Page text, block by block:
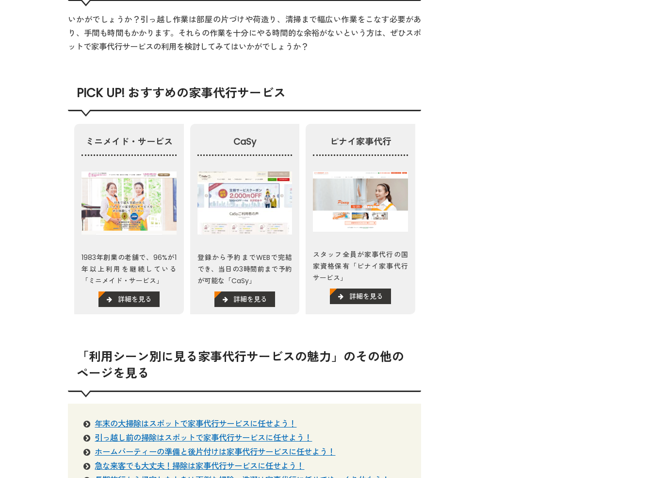
いかがでしょうか？引っ越し作業は部屋の片づけや荷造り、清掃まで幅広い作業をこなす必要があ
り、手間も時間もかかります。それらの作業を十分にやる時間的な余裕がないという方は、ぜひスポ
ットで家事代行サービスの利用を検討してみてはいかがでしょうか？
PICK UP! おすすめの家事代行サービス
ミニメイド・サービス
1983年創業の老舗で、96%が1
年以上利用を継続している
「ミニメイド・サービス」
詳細を見る
CaSy
登録から予約までWEBで完結
でき、当日の3時間前まで予約
が可能な「CaSy」
詳細を見る
ピナイ家事代行
スタッフ全員が家事代行の国
家資格保有「ピナイ家事代行
サービス」
詳細を見る
「利用シーン別に見る家事代行サービスの魅力」のその他の
ページを見る
年末の大掃除はスポットで家事代行サービスに任せよう！
引っ越し前の掃除はスポットで家事代行サービスに任せよう！
ホームパーティーの準備と後片付けは家事代行サービスに任せよう！
急な来客でも大丈夫！掃除は家事代行サービスに任せよう！